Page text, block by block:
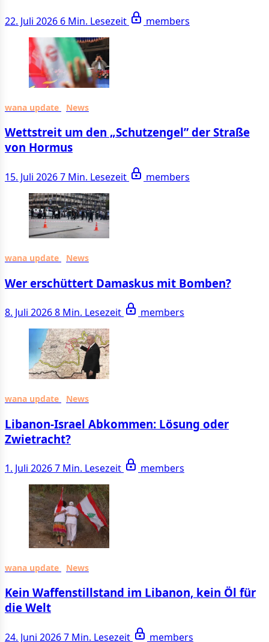
22. Juli 2026 6 Min. Lesezeit members
wana update News
Wettstreit um den „Schutzengel” der Straße
von Hormus
15. Juli 20267 Min. Lesezeit members
wana update News
Wer erschüttert Damaskus mit Bomben?
8. Juli 20268 Min. Lesezeit members
wana update News
Libanon-Israel Abkommen: Lösung oder
Zwietracht?
1. Juli 20267 Min. Lesezeit members
wana update News
Kein Waffenstillstand im Libanon, kein Öl für
die Welt
24. Juni 20267 Min. Lesezeit members